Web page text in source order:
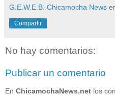
G.E.W.E.B. Chicamocha News
Compartir
No hay comentarios:
Publicar un comentario
En ChicamochaNews.net los